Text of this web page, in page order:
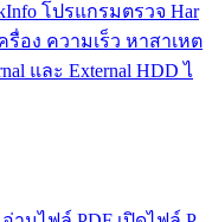
โปรแกรมตรวจ Har
อง ความเร็ว หาสาเหต
และ External HDD ไ